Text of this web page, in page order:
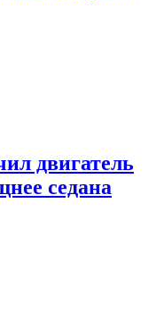
двигатель
седана